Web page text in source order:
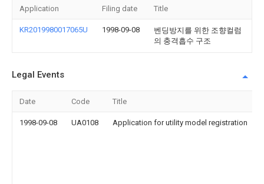
Application Filing date Title
KR2019980017065U 1998-09-08
벤딩방지를 위한 조향컬럼
의 충격흡수 구조
Legal Events
Date Code Title
1998-09-08 UA0108 Application for utility model registration